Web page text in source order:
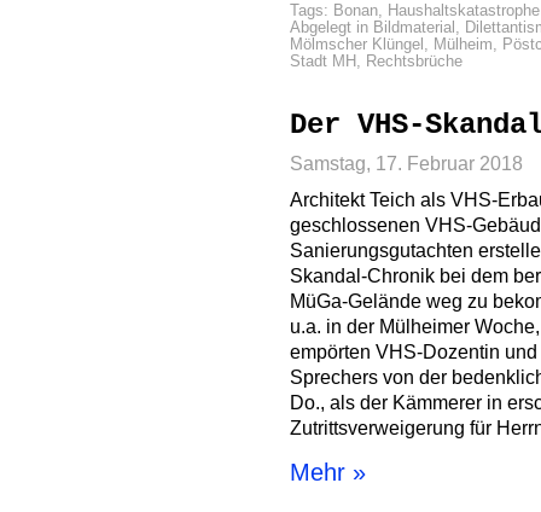
Tags: Bonan, Haushaltskatastrophe
Abgelegt in Bildmaterial ,
Mölmscher Klüngel , Mülheim,
Stadt MH , Rechtsbrüche
Der VHS-
Samstag, 17. Februar 2018
Architekt Teich als VHS-
geschlossenen VHS-
Sanierungsgutachten
Skandal-Chronik bei dem
MüGa-Gelände weg zu
u.a. in der Mülheimer
empörten VHS-Dozentin
Sprechers von der
Do., als der Kämmerer in
Zutrittsverweigerung für
Mehr »